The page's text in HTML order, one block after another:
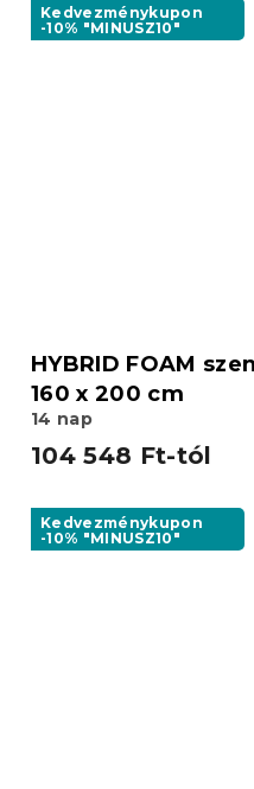
Kedvezménykupon
-10% "MINUSZ10"
HYBRID FOAM
160 x 200 cm
14 nap
104 548 Ft-tól
Kedvezménykupon
-10% "MINUSZ10"